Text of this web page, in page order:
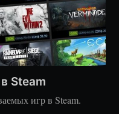
Steam
игр в Steam.